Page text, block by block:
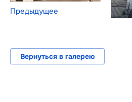
Предыдущее
Вернуться в галерею